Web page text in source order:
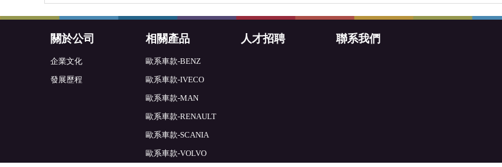
關於公司
企業文化
發展歷程
相關產品
歐系車款-BENZ
歐系車款-IVECO
歐系車款-MAN
歐系車款-RENAULT
歐系車款-SCANIA
歐系車款-VOLVO
人才招聘 聯系我們